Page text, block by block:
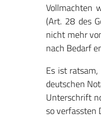
Vollmachten
(Art. 28 des
nicht mehr
nach Bedarf
Es ist
deutschen
Unterschrift
so verfassten